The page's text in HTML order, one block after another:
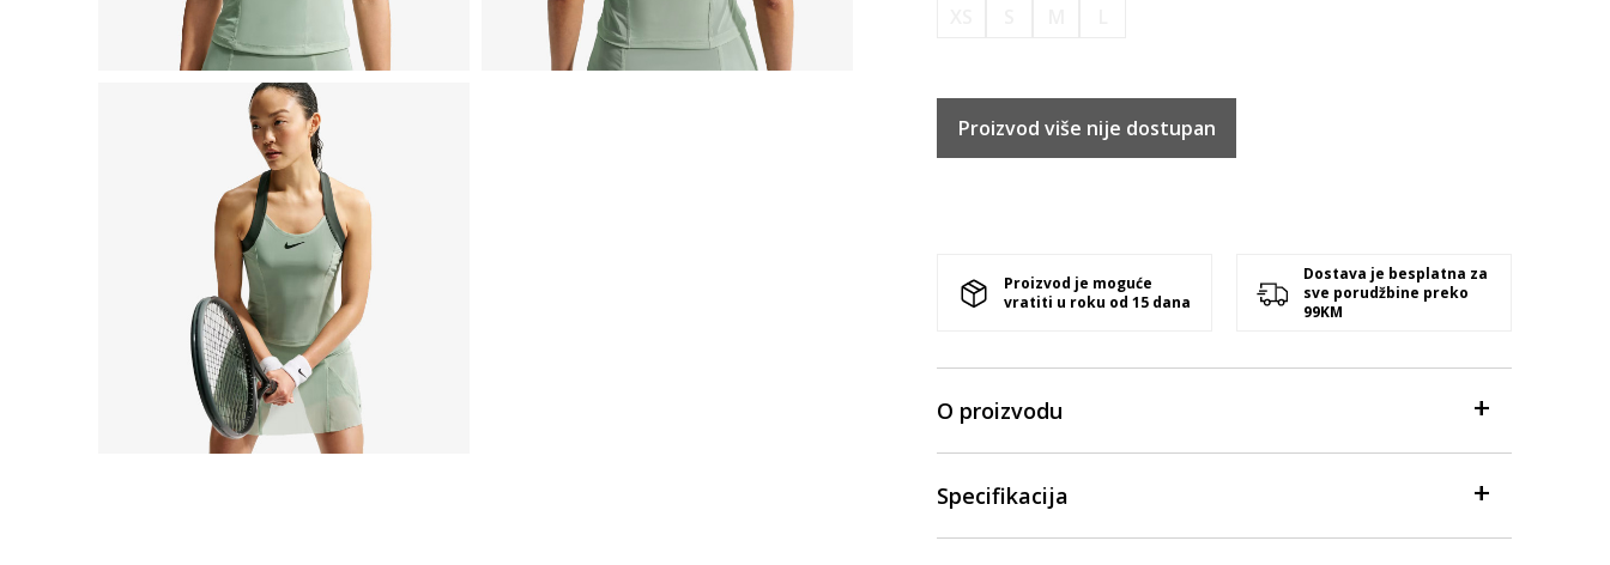
Proizvod više nije dostupan
Proizvod je moguće
vratiti u roku od 15 dana
Dostava je besplatna za
sve porudžbine preko
99KM
O proizvodu
Specifikacija